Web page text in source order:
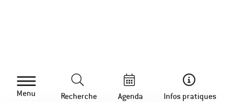
Menu Recherche Agenda Infos pratiques